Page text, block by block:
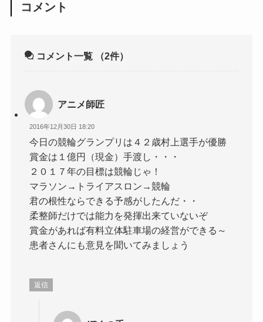
コメント
コメント一覧 （2件）
アニメ師匠
2016年12月30日 18:20
今日の競輪グランプリは４２歳村上選手が優勝
賞金は１億円（現金）手渡し・・・
２０１７年の目標は競輪じゃ！
マラソン→トライアスロン→競輪
君の根性ならできる予感がしたんだ・・
柔整師だけでは能力を発揮出来ていないぞ
賞金があれば有料立体駐車場の経営ができる～
患者さんにも意見を聞いてみましょう
返信